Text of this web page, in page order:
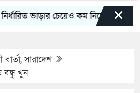
ভাড়ার চেয়েও কম নিচ্ছে’ ×
,সারাদেশ
বন্ধু খুন